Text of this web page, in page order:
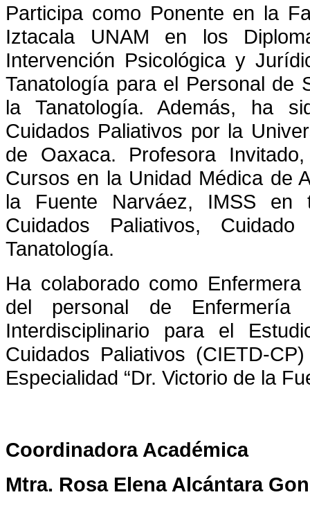
Participa como Ponente en la
Iztacala UNAM en los
Intervención Psicológica y
Tanatología para el Personal de
la Tanatología. Además, ha
Cuidados Paliativos por la
de Oaxaca. Profesora
Cursos en la Unidad Médica de
la Fuente Narváez, IMSS en
Cuidados Paliativos,
Tanatología.
Ha colaborado como
del personal de
Interdisciplinario para el
Cuidados Paliativos (CIETD-
Especialidad “Dr. Victorio de la
Coordinadora Académica
Mtra. Rosa Elena Alcántara